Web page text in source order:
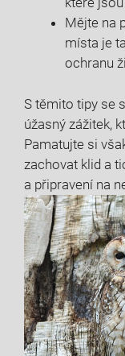
Mějte na
místa je
ochranu
S⁣ těmito tipy se
úžasný ⁢zážitek,
Pamatujte si
zachovat klid‍ a
a připravení ⁤na